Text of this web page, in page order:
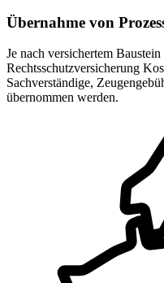
Übernahme von
Je nach versichertem
Rechtsschutzversicherung
Sachverständige,
übernommen werden.